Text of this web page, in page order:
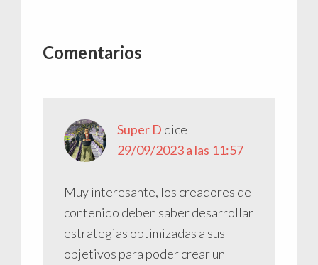
Interacciones
lectores
Comentarios
Super D dice
29/09/2023 a las 11:57
Muy interesante, los creadores de
contenido deben saber desarrollar
estrategias optimizadas a sus
objetivos para poder crear un